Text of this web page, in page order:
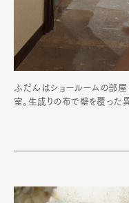
ふだんはショールームの部
室。生成りの布で壁を覆った